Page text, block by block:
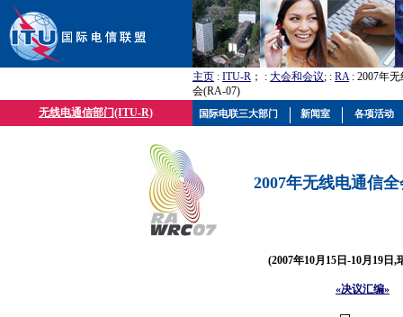
主页 : ITU-R ； : 大会和会议; : RA: 2007年
会(RA-07)
无线电通信部门(ITU-R)
2007年无线电通信
(2007年10月15日-10月19日,
«决议汇编»
国际电联三大部门 新闻室 各项活动